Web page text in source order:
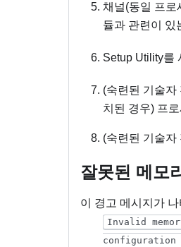
채널(동일 프로
듈과 관련이 있
Setup Utility를
(숙련된 기술자
치된 경우) 프
(숙련된 기술자
잘못된 메모
이 경고 메시지가
Invalid